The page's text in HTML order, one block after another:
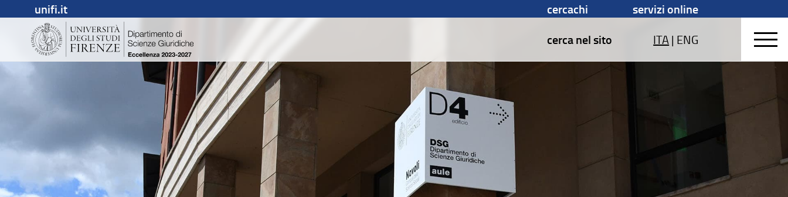
unifi.it cercachi
servizi online
cerca nel sito
ITA| ENG